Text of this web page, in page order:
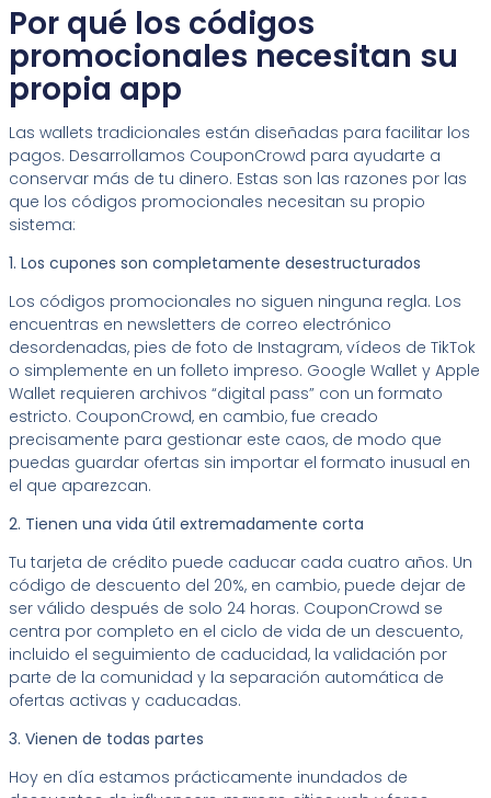
Por qué los códigos
promocionales necesitan su
propia app
Las wallets tradicionales están diseñadas para facilitar los
pagos. Desarrollamos CouponCrowd para ayudarte a
conservar más de tu dinero. Estas son las razones por las
que los códigos promocionales necesitan su propio
sistema:
1. Los cupones son completamente desestructurados
Los códigos promocionales no siguen ninguna regla. Los
encuentras en newsletters de correo electrónico
desordenadas, pies de foto de Instagram, vídeos de TikTok
o simplemente en un folleto impreso. Google Wallet y Apple
Wallet requieren archivos “digital pass” con un formato
estricto. CouponCrowd, en cambio, fue creado
precisamente para gestionar este caos, de modo que
puedas guardar ofertas sin importar el formato inusual en
el que aparezcan.
2. Tienen una vida útil extremadamente corta
Tu tarjeta de crédito puede caducar cada cuatro años. Un
código de descuento del 20%, en cambio, puede dejar de
ser válido después de solo 24 horas. CouponCrowd se
centra por completo en el ciclo de vida de un descuento,
incluido el seguimiento de caducidad, la validación por
parte de la comunidad y la separación automática de
ofertas activas y caducadas.
3. Vienen de todas partes
Hoy en día estamos prácticamente inundados de